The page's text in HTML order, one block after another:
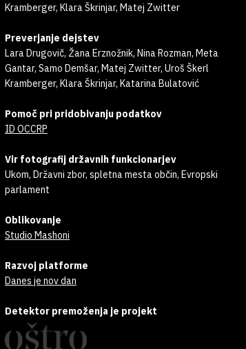
Kramberger, Klara Škrinjar, Matej Zwitter
Preverjanje dejstev
Lara Drugovič, Žana Erznožnik, Nina Rozman, Meta
Gantar, Samo Demšar, Matej Zwitter, Uroš Škerl
Kramberger, Klara Škrinjar, Katarina Bulatović
Pomoč pri pridobivanju podatkov
ID OCCRP
Vir fotografij državnih funkcionarjev
Ukom, Državni zbor, spletna mesta občin, Evropski
parlament
Oblikovanje
Studio Mashoni
Razvoj platforme
Danes je nov dan
Detektor premoženja je projekt